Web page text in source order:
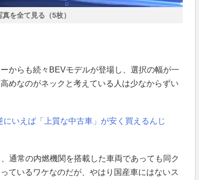
真を全て見る（5枚）
からも続々BEVモデルが登場し、選択の幅が一
めなのがネックと考えている人は少なからずい
いえば「上質な中古車」が安く買えるんじ
通常の内燃機関を搭載した車両であっても同ク
ているワケなのだが、やはり国産車にはないス